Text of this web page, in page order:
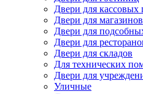
Двери для
Двери для магазинов
Двери для
Двери для
Двери для складов
Для технических
Двери для
Уличные